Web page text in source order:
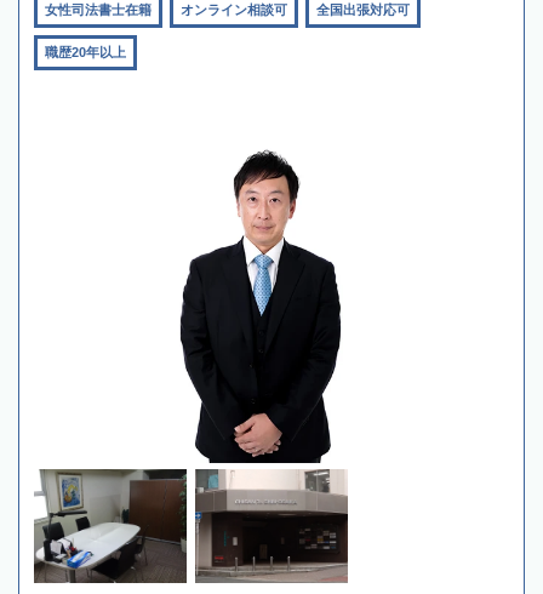
女性司法書士在籍 オンライン相談可 全国出張対応可
職歴20年以上